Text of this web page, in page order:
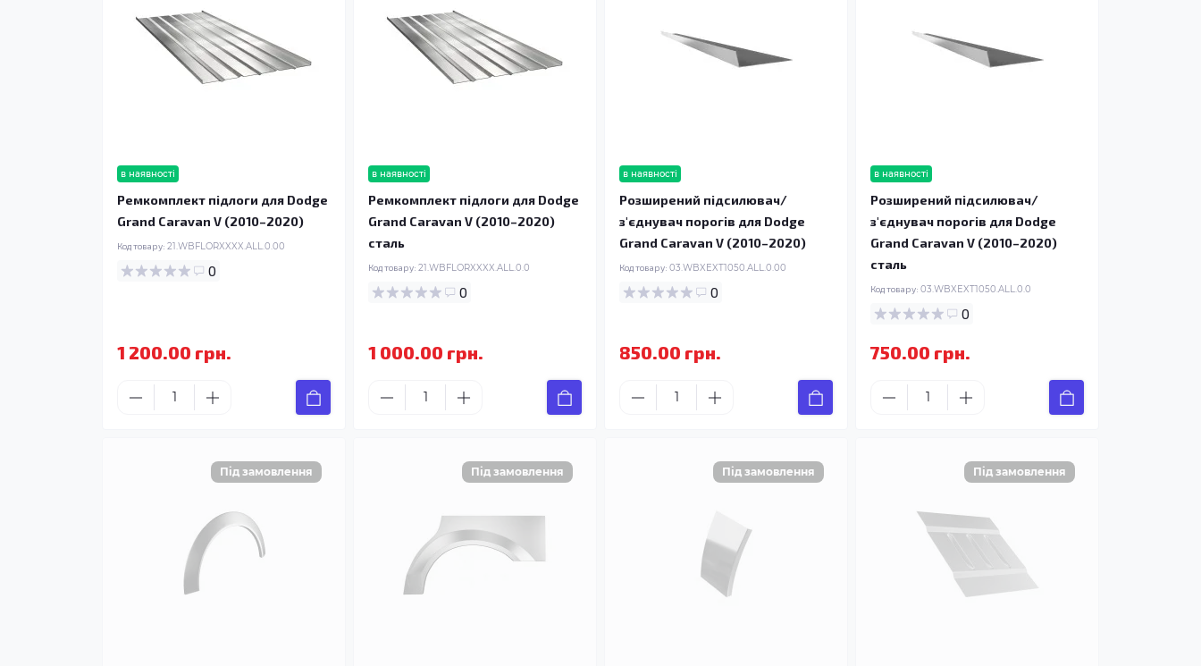
в наявності
Ремкомплект підлоги для Dodge
Grand Caravan V (2010–2020)
Код товару: 21.WBFLORXXXX.ALL.0.00
0
1 200.00 грн.
в наявності
Ремкомплект підлоги для Dodge
Grand Caravan V (2010–2020)
сталь
Код товару: 21.WBFLORXXXX.ALL.0.0
0
1 000.00 грн.
в наявності
Розширений підсилювач/
з'єднувач порогів для Dodge
Grand Caravan V (2010–2020)
Код товару: 03.WBXEXT1050.ALL.0.00
0
850.00 грн.
в наявності
Розширений підсилювач/
з'єднувач порогів для Dodge
Grand Caravan V (2010–2020)
сталь
Код товару: 03.WBXEXT1050.ALL.0.0
0
750.00 грн.